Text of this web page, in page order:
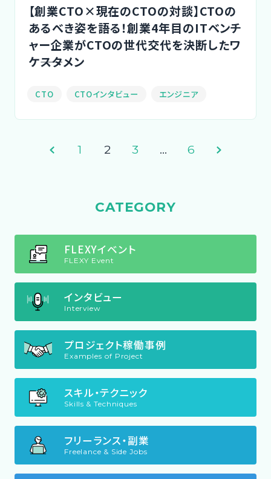
【創業CTO×現在のCTOの対談】CTOの
あるべき姿を語る！創業4年目のITベンチ
ャー企業がCTOの世代交代を決断したワ
ケ――スタメン
CTO CTOインタビュー エンジニア
1 2 3 … 6
CATEGORY
FLEXYイベント
FLEXY Event
インタビュー
Interview
プロジェクト稼働事例
Examples of Project
スキル・テクニック
Skills & Techniques
フリーランス・副業
Freelance & Side Jobs